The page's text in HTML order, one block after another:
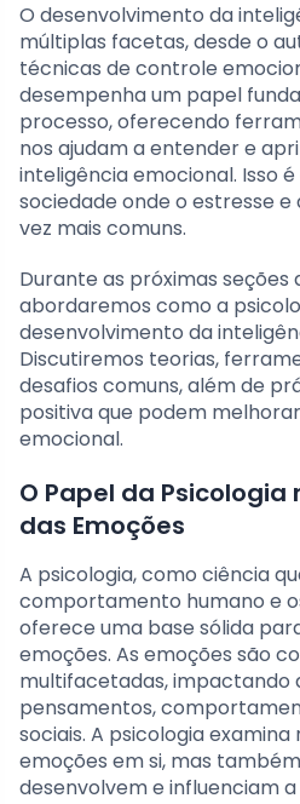
O desenvolvimento da
múltiplas facetas, desde o
técnicas de controle
desempenha um papel
processo, oferecendo
nos ajudam a entender e
inteligência emocional. Isso
sociedade onde o estresse e
vez mais comuns.
Durante as próximas seções
abordaremos como a
desenvolvimento da
Discutiremos teorias,
desafios comuns, além de
positiva que podem
emocional.
O Papel da
das Emoções
A psicologia, como ciência
comportamento humano e
oferece uma base sólida
emoções. As emoções são
multifacetadas, impactando
pensamentos,
sociais. A psicologia examina
emoções em si, mas
desenvolvem e influenciam a